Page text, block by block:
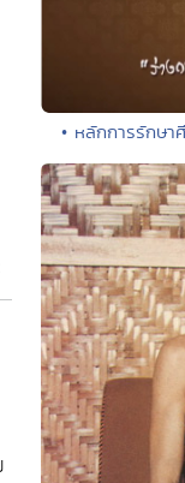
• หลักการรักษ